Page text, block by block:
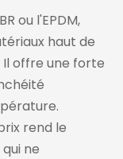
ou l'EPDM,
haut de
Il offre une forte
rend le
ne